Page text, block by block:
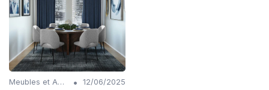
Meubles et Accessoires • 12/06/2025